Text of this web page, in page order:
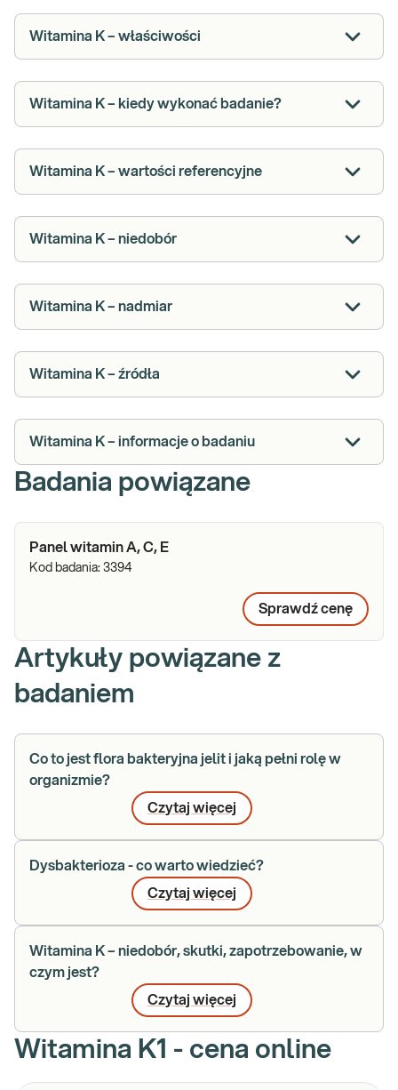
Witamina K – właściwości
Witamina K – kiedy wykonać badanie?
Witamina K – wartości referencyjne
Witamina K – niedobór
Witamina K – nadmiar
Witamina K – źródła
Witamina K – informacje o badaniu
Badania powiązane
Panel witamin A, C, E
Kod badania: 3394
Sprawdź cenę
Artykuły powiązane z
badaniem
Co to jest flora bakteryjna jelit i jaką pełni rolę w
organizmie?
Czytaj więcej
Dysbakterioza - co warto wiedzieć?
Czytaj więcej
Witamina K – niedobór, skutki, zapotrzebowanie, w
czym jest?
Czytaj więcej
Witamina K1 - cena online